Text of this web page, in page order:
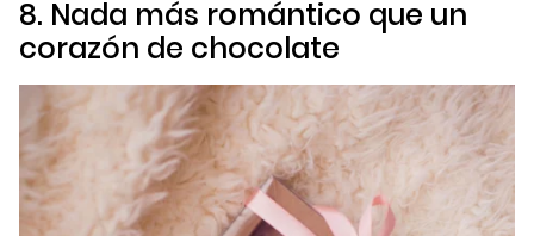
8. Nada más romántico que un
corazón de chocolate